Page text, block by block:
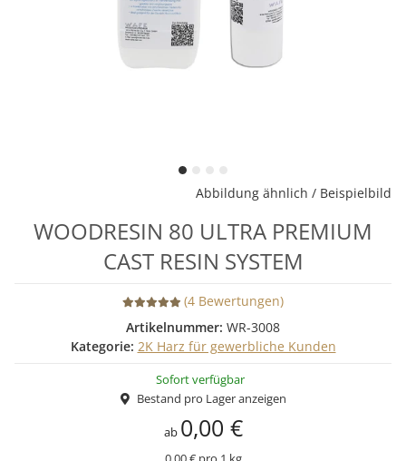
Abbildung ähnlich / Beispielbild
WOODRESIN 80 ULTRA PREMIUM
CAST RESIN SYSTEM
(4 Bewertungen)
Artikelnummer: WR-3008
Kategorie: 2K Harz für gewerbliche Kunden
Sofort verfügbar
Bestand pro Lager anzeigen
ab 0,00 €